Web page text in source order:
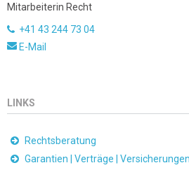
Mitarbeiterin Recht
+41 43 244 73 04
E-Mail
LINKS
Rechtsberatung
Garantien | Verträge | Versicherungen